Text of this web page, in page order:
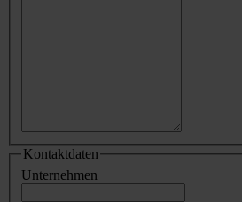
Kontaktdaten
Unternehmen